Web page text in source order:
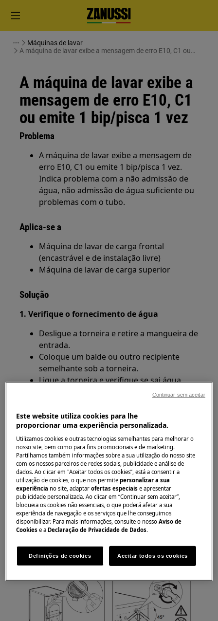
Máquinas de lavar
A máquina de lavar exibe a mensagem de erro E10, C1 ou
A máquina de lavar exibe a
mensagem de erro E10, C1
ou emite 1 bip/pisca 1 vez
Problema
A máquina de lavar exibe a mensagem de
erro E10, C1 ou emite 1 bip/pisca 1 vez.
Indica problema com a não admissão de
água, não admissão de água suficiente ou
problemas com o tubo.
Aplica-se a
Máquina de lavar de carga frontal
(encastrável e de instalação livre)
Máquina de lavar de carga superior
Solução
1. Verifique o fornecimento de água
Desligue a torneira e retire a mangueira de
entrada.
Coloque um balde ou outro recipiente
semelhante sob a torneira.
Ligue a torneira e verifique se sai água
litros em cerca de um minuto.
2. Limpe o filtro na mangueira de entrada
junto à torneira.
Se houver um filtro na válvula de água onde a
mangueira de entrada encaixa na máquina de
lavar, também deve ser limpo.
Este website utiliza cookies para lhe
proporcionar uma experiência personalizada.
Utilizamos cookies e outras tecnologias semelhantes para melhorar o
nosso site, bem como para fins promocionais e de marketing.
Partilhamos também informações sobre a sua utilização do nosso site
com os nossos parceiros de redes sociais, publicidade e análise de
dados. Ao clicar em "Aceitar todos os cookies”, está a consentir a
utilização de cookies, o que nos permitepersonalizar a sua
experiência no site, adaptarofertas especiaise apresentar
publicidade personalizada. Ao clicar em “Continuar sem aceitar”,
bloqueia os cookies não essenciais, o que poderá afetar a sua
experiência de navegação e os serviços que lhe conseguimos
disponibilizar. Para mais informações, consulte o nossoAviso de
Cookies e a Declaração de Privacidade de Dados.
Definições de cookies Aceitar todos os cookies
Continuar sem aceitar